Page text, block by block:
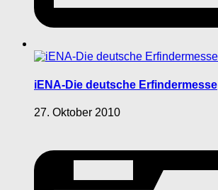
iENA-Die deutsche Erfindermesse
27. Oktober 2010